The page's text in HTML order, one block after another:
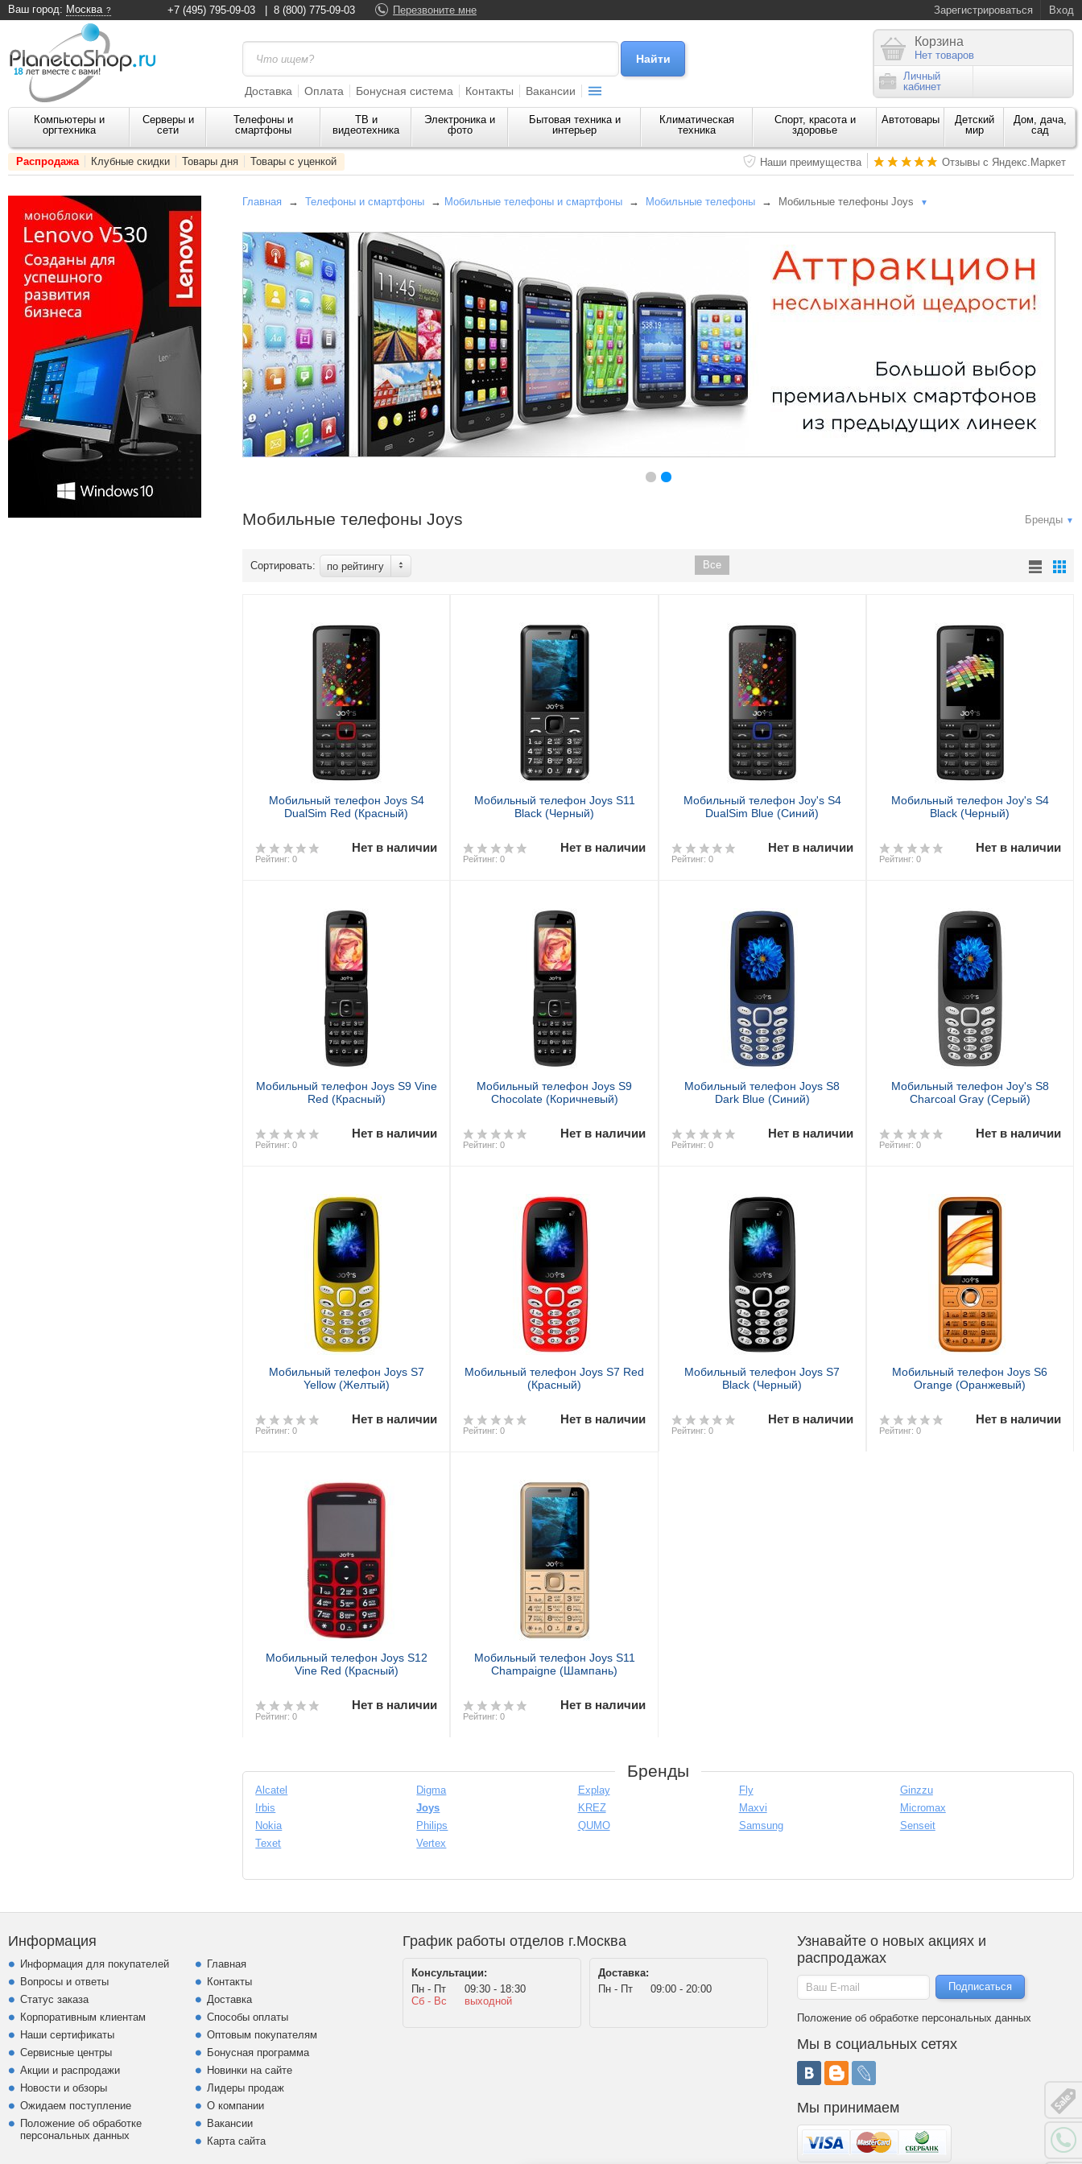
Ваш город: Москва Зарегистрироваться Вход
+7 (495) 795-09-03 8 (800) 775-09-03 Перезвоните мне
Доставка Оплата Бонусная система Контакты Вакансии
Корзина
Нет товаров
Личный
кабинет
Компьютеры и
оргтехника
Серверы и
сети
Телефоны и
смартфоны
ТВ и
видеотехника
Электроника и
фото
Бытовая техника и
интерьер
Климатическая
техника
Спорт, красота и
здоровье
Автотовары
Детский
мир
Дом, дача,
сад
Распродажа Клубные скидки Товары дня Товары с уценкой Наши преимущества Отзывы с Яндекс.Маркет
Главная →Телефоны и смартфоны → Мобильные телефоны и смартфоны → Мобильные телефоны → Мобильные телефоны Joys ▼
Бренды ▼
Мобильные телефоны Joys
Сортировать: по рейтингу Все
Мобильный телефон Joys S4
DualSim Red (Красный)
Рейтинг: 0
Нет в наличии
Мобильный телефон Joys S11
Black (Черный)
Рейтинг: 0
Нет в наличии
Мобильный телефон Joy's S4
DualSim Blue (Синий)
Рейтинг: 0
Нет в наличии
Мобильный телефон Joy's S4
Black (Черный)
Рейтинг: 0
Нет в наличии
Мобильный телефон Joys S9 Vine
Red (Красный)
Рейтинг: 0
Нет в наличии
Мобильный телефон Joys S9
Chocolate (Коричневый)
Рейтинг: 0
Нет в наличии
Мобильный телефон Joys S8
Dark Blue (Синий)
Рейтинг: 0
Нет в наличии
Мобильный телефон Joy's S8
Charcoal Gray (Серый)
Рейтинг: 0
Нет в наличии
Мобильный телефон Joys S7
Yellow (Желтый)
Рейтинг: 0
Нет в наличии
Мобильный телефон Joys S7 Red
(Красный)
Рейтинг: 0
Нет в наличии
Мобильный телефон Joys S7
Black (Черный)
Рейтинг: 0
Нет в наличии
Мобильный телефон Joys S6
Orange (Оранжевый)
Рейтинг: 0
Нет в наличии
Мобильный телефон Joys S12
Vine Red (Красный)
Рейтинг: 0
Нет в наличии
Мобильный телефон Joys S11
Champaigne (Шампань)
Рейтинг: 0
Нет в наличии
Бренды
Alcatel Digma Explay Fly
Ginzzu
Irbis
Joys KREZ Maxvi
Micromax
Nokia
Philips QUMO Samsung
Senseit
Texet
Vertex
Информация
Информация для покупателей
Вопросы и ответы
Статус заказа
Корпоративным клиентам
Наши сертификаты
Сервисные центры
Акции и распродажи
Новости и обзоры
Ожидаем поступление
Положение об обработке
персональных данных
Главная
Контакты
Доставка
Способы оплаты
Оптовым покупателям
Бонусная программа
Новинки на сайте
Лидеры продаж
О компании
Вакансии
Карта сайта
График работы отделов г.Москва
Консультации:
Пн - Пт
09:30 - 18:30
Сб - Вс
выходной
Доставка:
Пн - Пт
09:00 - 20:00
Узнавайте о новых акциях и
распродажах
Положение об обработке персональных данных
Мы в социальных сетях
Мы принимаем